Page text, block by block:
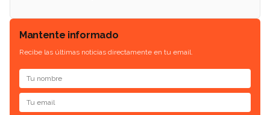
Mantente informado
Recibe las últimas noticias directamente en tu email.